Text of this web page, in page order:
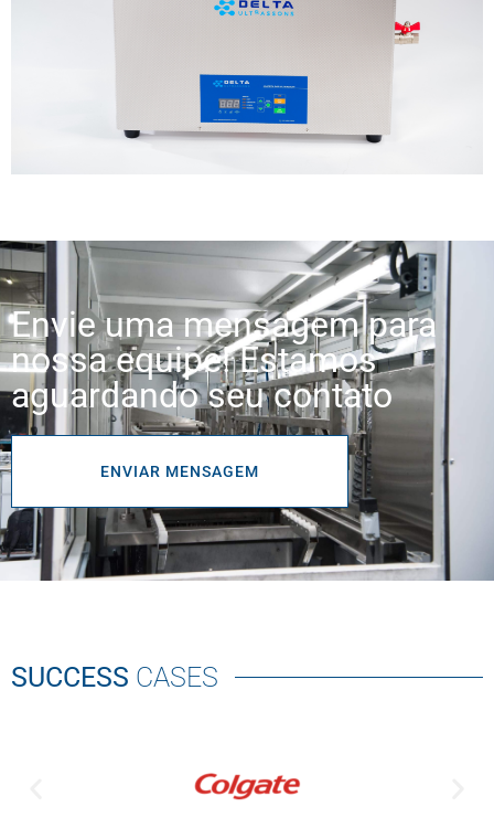
Envie uma mensagem para
nossa equipe! Estamos
aguardando seu contato
ENVIAR MENSAGEM
SUCCESS CASES